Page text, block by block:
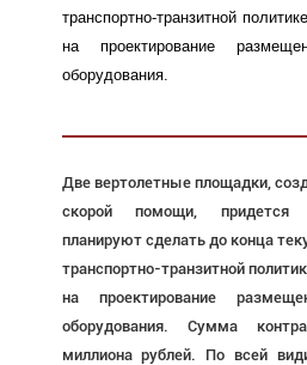
транспортно-транзитной
на проектирование
оборудования.
Две вертолетные площадки,
скорой помощи, придется
планируют сделать до конца
транспортно-транзитной
на проектирование
оборудования. Сумма
миллиона рублей. По всей